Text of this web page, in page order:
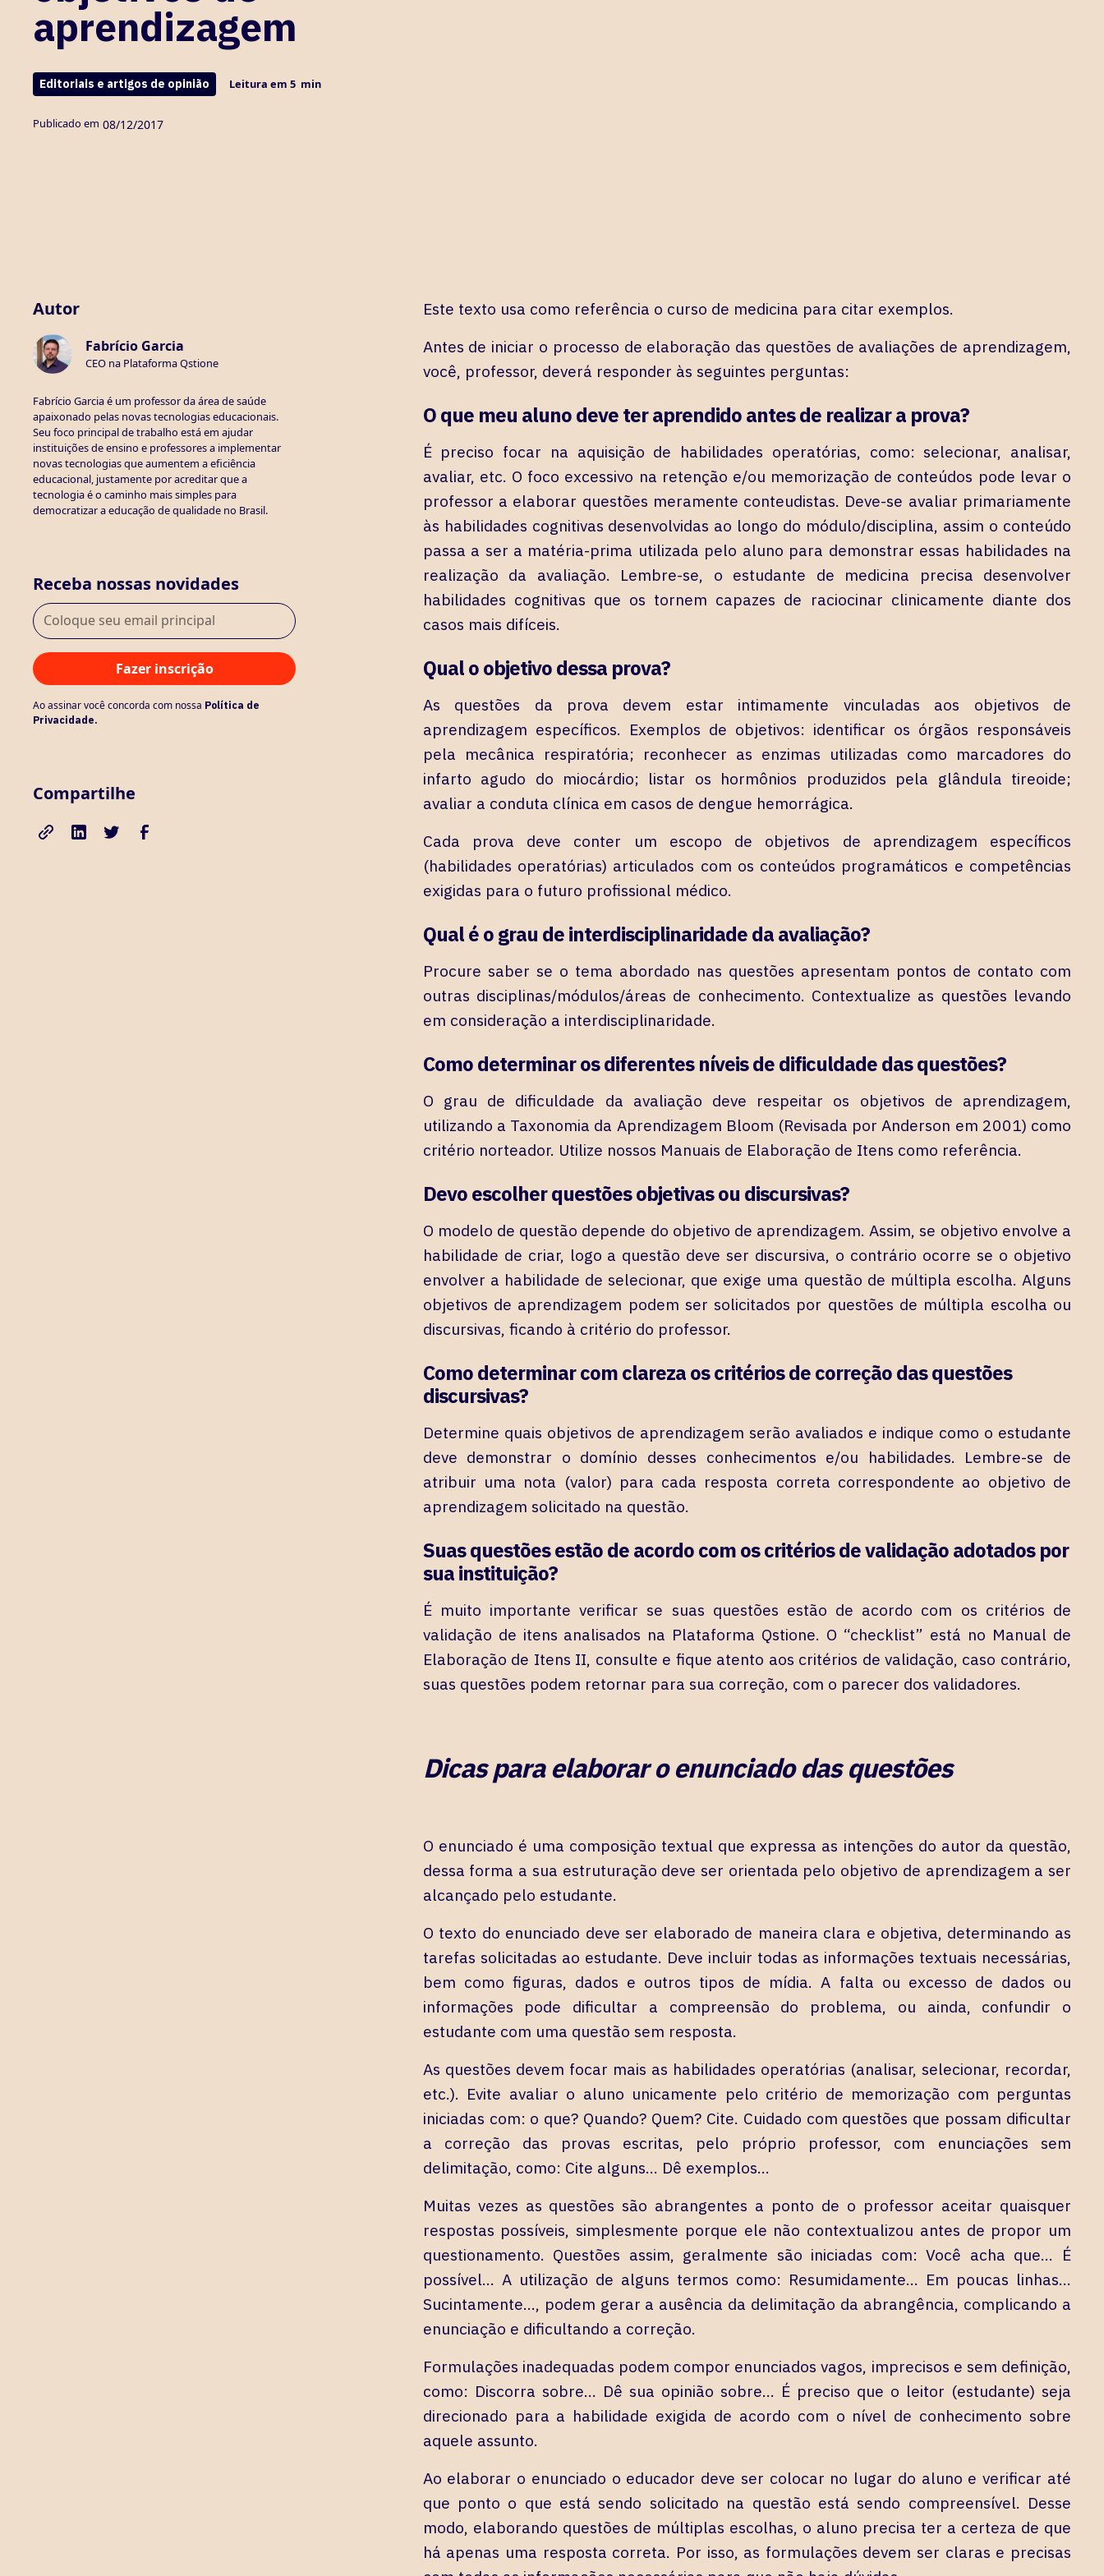
aprendizagem
Editoriais e artigos de opinião Leitura em 5 min
Publicado em 08/12/2017
Autor
Fabrício Garcia
CEO na Plataforma Qstione
Fabrício Garcia é um professor da área de saúde
apaixonado pelas novas tecnologias educacionais.
Seu foco principal de trabalho está em ajudar
instituições de ensino e professores a implementar
novas tecnologias que aumentem a eficiência
educacional, justamente por acreditar que a
tecnologia é o caminho mais simples para
democratizar a educação de qualidade no Brasil.
Receba nossas novidades
Ao assinar você concorda com nossa Política de
Privacidade.
Compartilhe
Este texto usa como referência o curso de medicina para citar exemplos.
Antes de iniciar o processo de elaboração das questões de avaliações de aprendizagem,
você, professor, deverá responder às seguintes perguntas:
O que meu aluno deve ter aprendido antes de realizar a prova?
É preciso focar na aquisição de habilidades operatórias, como: selecionar, analisar,
avaliar, etc. O foco excessivo na retenção e/ou memorização de conteúdos pode levar o
professor a elaborar questões meramente conteudistas. Deve-se avaliar primariamente
às habilidades cognitivas desenvolvidas ao longo do módulo/disciplina, assim o conteúdo
passa a ser a matéria-prima utilizada pelo aluno para demonstrar essas habilidades na
realização da avaliação. Lembre-se, o estudante de medicina precisa desenvolver
habilidades cognitivas que os tornem capazes de raciocinar clinicamente diante dos
casos mais difíceis.
Qual o objetivo dessa prova?
As questões da prova devem estar intimamente vinculadas aos objetivos de
aprendizagem específicos. Exemplos de objetivos: identificar os órgãos responsáveis
pela mecânica respiratória; reconhecer as enzimas utilizadas como marcadores do
infarto agudo do miocárdio; listar os hormônios produzidos pela glândula tireoide;
avaliar a conduta clínica em casos de dengue hemorrágica.
Cada prova deve conter um escopo de objetivos de aprendizagem específicos
(habilidades operatórias) articulados com os conteúdos programáticos e competências
exigidas para o futuro profissional médico.
Qual é o grau de interdisciplinaridade da avaliação?
Procure saber se o tema abordado nas questões apresentam pontos de contato com
outras disciplinas/módulos/áreas de conhecimento. Contextualize as questões levando
em consideração a interdisciplinaridade.
Como determinar os diferentes níveis de dificuldade das questões?
O grau de dificuldade da avaliação deve respeitar os objetivos de aprendizagem,
utilizando a Taxonomia da Aprendizagem Bloom (Revisada por Anderson em 2001) como
critério norteador. Utilize nossos Manuais de Elaboração de Itens como referência.
Devo escolher questões objetivas ou discursivas?
O modelo de questão depende do objetivo de aprendizagem. Assim, se objetivo envolve a
habilidade de criar, logo a questão deve ser discursiva, o contrário ocorre se o objetivo
envolver a habilidade de selecionar, que exige uma questão de múltipla escolha. Alguns
objetivos de aprendizagem podem ser solicitados por questões de múltipla escolha ou
discursivas, ficando à critério do professor.
Como determinar com clareza os critérios de correção das questões
discursivas?
Determine quais objetivos de aprendizagem serão avaliados e indique como o estudante
deve demonstrar o domínio desses conhecimentos e/ou habilidades. Lembre-se de
atribuir uma nota (valor) para cada resposta correta correspondente ao objetivo de
aprendizagem solicitado na questão.
Suas questões estão de acordo com os critérios de validação adotados por
sua instituição?
É muito importante verificar se suas questões estão de acordo com os critérios de
validação de itens analisados na Plataforma Qstione. O “checklist” está no Manual de
Elaboração de Itens II, consulte e fique atento aos critérios de validação, caso contrário,
suas questões podem retornar para sua correção, com o parecer dos validadores.
Dicas para elaborar o enunciado das questões
O enunciado é uma composição textual que expressa as intenções do autor da questão,
dessa forma a sua estruturação deve ser orientada pelo objetivo de aprendizagem a ser
alcançado pelo estudante.
O texto do enunciado deve ser elaborado de maneira clara e objetiva, determinando as
tarefas solicitadas ao estudante. Deve incluir todas as informações textuais necessárias,
bem como figuras, dados e outros tipos de mídia. A falta ou excesso de dados ou
informações pode dificultar a compreensão do problema, ou ainda, confundir o
estudante com uma questão sem resposta.
As questões devem focar mais as habilidades operatórias (analisar, selecionar, recordar,
etc.). Evite avaliar o aluno unicamente pelo critério de memorização com perguntas
iniciadas com: o que? Quando? Quem? Cite. Cuidado com questões que possam dificultar
a correção das provas escritas, pelo próprio professor, com enunciações sem
delimitação, como: Cite alguns… Dê exemplos…
Muitas vezes as questões são abrangentes a ponto de o professor aceitar quaisquer
respostas possíveis, simplesmente porque ele não contextualizou antes de propor um
questionamento. Questões assim, geralmente são iniciadas com: Você acha que… É
possível… A utilização de alguns termos como: Resumidamente… Em poucas linhas…
Sucintamente…, podem gerar a ausência da delimitação da abrangência, complicando a
enunciação e dificultando a correção.
Formulações inadequadas podem compor enunciados vagos, imprecisos e sem definição,
como: Discorra sobre… Dê sua opinião sobre… É preciso que o leitor (estudante) seja
direcionado para a habilidade exigida de acordo com o nível de conhecimento sobre
aquele assunto.
Ao elaborar o enunciado o educador deve ser colocar no lugar do aluno e verificar até
que ponto o que está sendo solicitado na questão está sendo compreensível. Desse
modo, elaborando questões de múltiplas escolhas, o aluno precisa ter a certeza de que
há apenas uma resposta correta. Por isso, as formulações devem ser claras e precisas